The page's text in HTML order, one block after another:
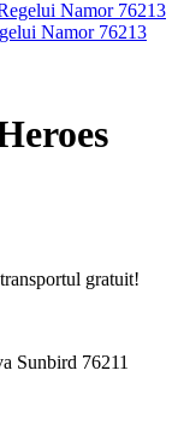
Namor 76213
gratuit!
Sunbird 76211